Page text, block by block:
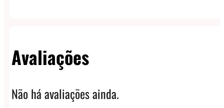
Avaliações
Não há avaliações ainda.